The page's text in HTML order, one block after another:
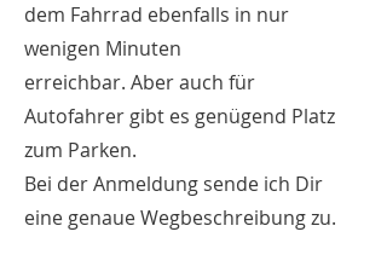
dem Fahrrad ebenfalls in nur
wenigen Minuten
erreichbar. Aber auch für
Autofahrer gibt es genügend Platz
zum Parken.
Bei der Anmeldung sende ich Dir
eine genaue Wegbeschreibung zu.